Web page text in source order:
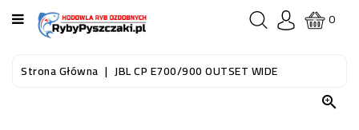
KATEGORIA
STRONA
0
Strona Główna JBL CP E700/900 OUTSET WIDE
